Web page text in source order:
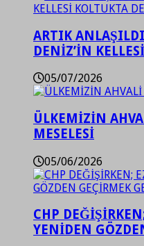
ARTIK
DENİZ’İN
05/07/2026
ÜLKEMİZİN
MESELESİ
05/06/2026
CHP
YENİDEN